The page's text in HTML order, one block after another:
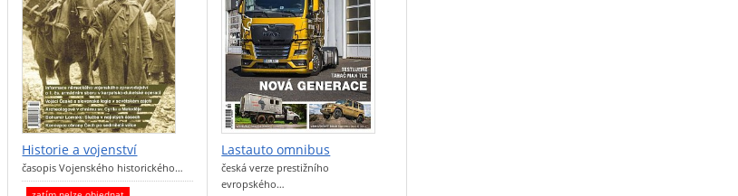
Historie a vojenství
časopis Vojenského historického…
Lastauto omnibus
česká verze prestižního
evropského…